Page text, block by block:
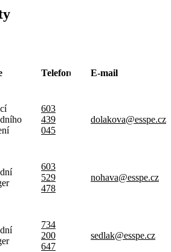
Telefon E-mail
603
439
045
dolakova@esspe.cz
603
529
478
nohava@esspe.cz
734
200
647
sedlak@esspe.cz